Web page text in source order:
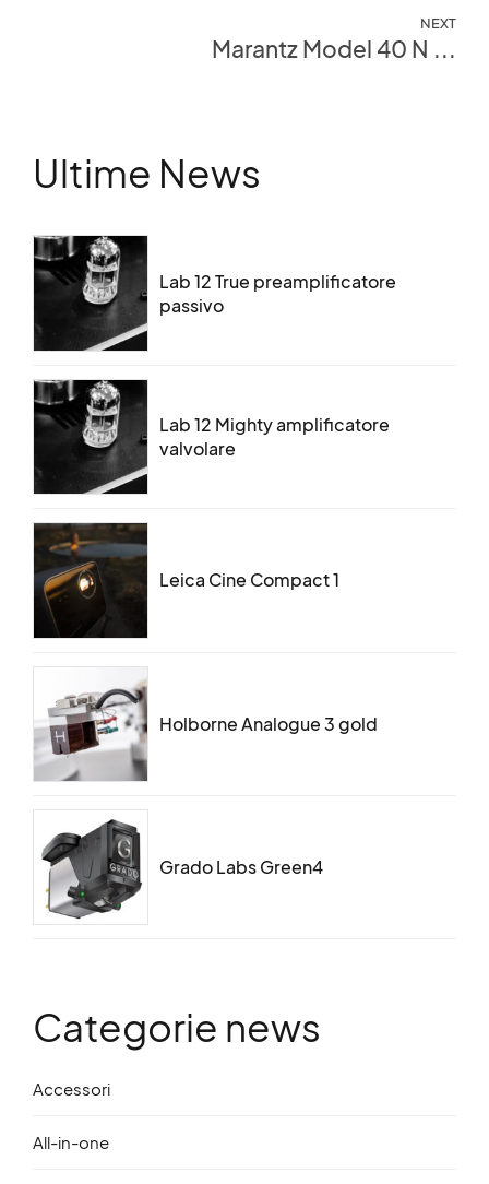
NEXT
Marantz Model 40 N ...
Ultime News
Lab 12 True preamplificatore
passivo
Lab 12 Mighty amplificatore
valvolare
Leica Cine Compact 1
Holborne Analogue 3 gold
Grado Labs Green4
Categorie news
Accessori
All-in-one